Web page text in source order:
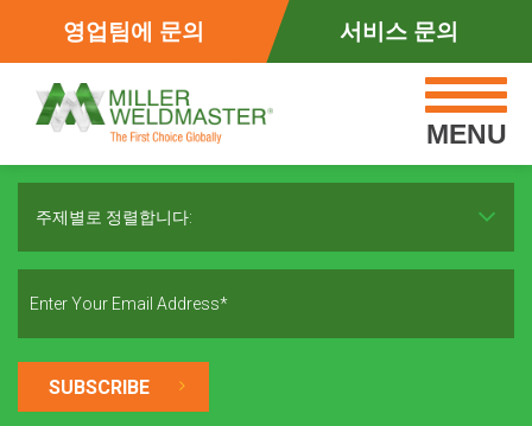
영업팀에 문의 서비스 문의
MENU
주제별로 정렬합니다: